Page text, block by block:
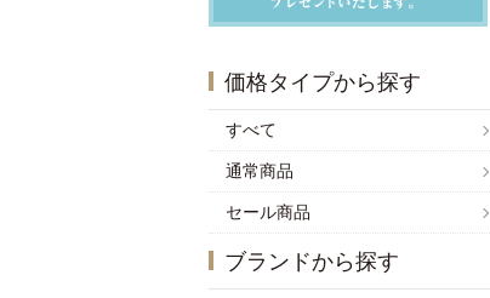
価格タイプから探す
すべて
通常商品
セール商品
ブランドから探す